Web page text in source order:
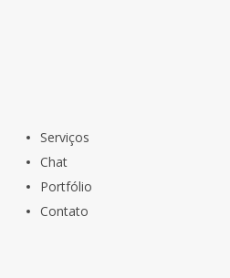
Serviços
Chat
Portfólio
Contato